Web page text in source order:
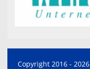
Copyright 2016 - 2026